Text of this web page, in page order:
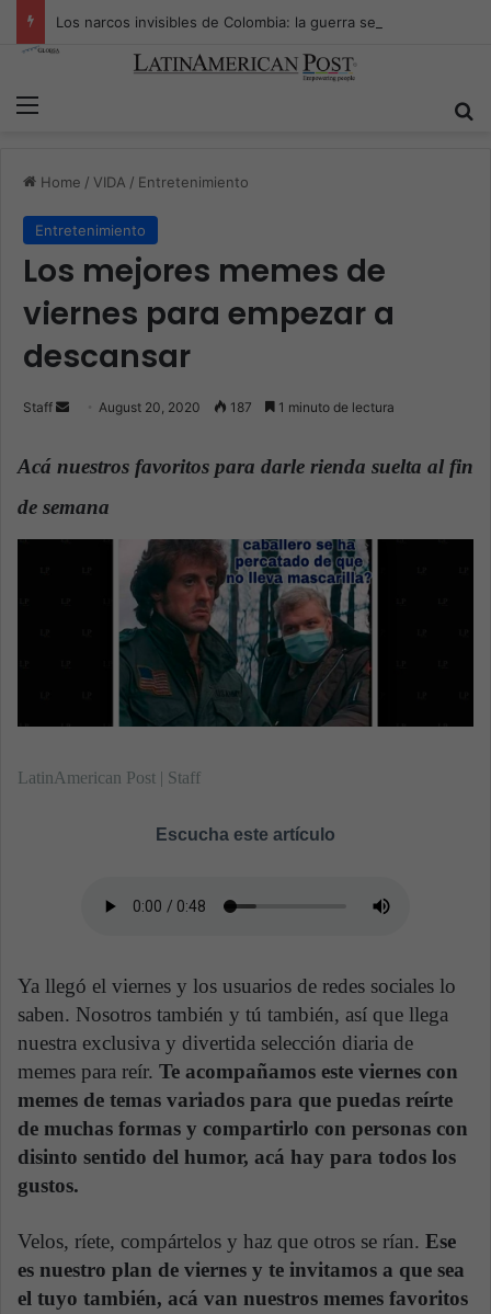
Home / VIDA / Entretenimiento
Entretenimiento
Los mejores memes de
viernes para empezar a
descansar
Staff
n
a
n
August 20, 2020 187 1 minuto de lectura
Acá nuestros favoritos para darle rienda suelta al fin
de semana
LatinAmerican Post | Staff
Escucha este artículo
Ya llegó el viernes y los usuarios de redes sociales lo
saben. Nosotros también y tú también, así que llega
nuestra exclusiva y divertida selección diaria de
memes para reír. Te acompañamos este viernes con
memes de temas variados para que puedas reírte
de muchas formas y compartirlo con personas con
disinto sentido del humor, acá hay para todos los
gustos.
Velos, ríete, compártelos y haz que otros se rían. Ese
es nuestro plan de viernes y te invitamos a que sea
el tuyo también, acá van nuestros memes favoritos